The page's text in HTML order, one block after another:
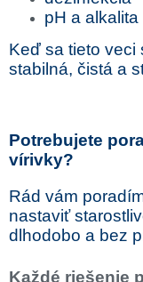
pH a alkalita
Keď sa tieto veci
stabilná, čistá a
Potrebujete
vírivky?
Rád vám
nastaviť
dlhodobo a bez
Každé riešenie